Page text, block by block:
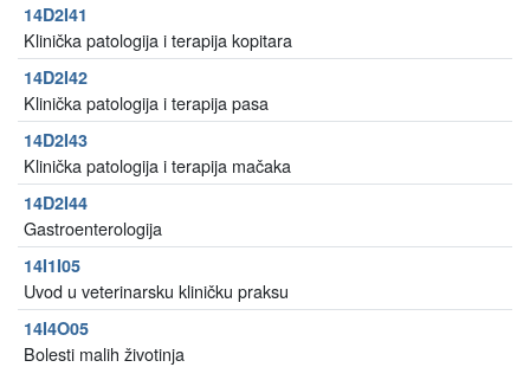
14D2I41
Klinička patologija i terapija kopitara
14D2I42
Klinička patologija i terapija pasa
14D2I43
Klinička patologija i terapija mačaka
14D2I44
Gastroenterologija
14I1I05
Uvod u veterinarsku kliničku praksu
14I4O05
Bolesti malih životinja